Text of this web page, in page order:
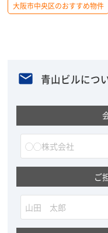
大阪市中央区のおすすめ物件
青山ビルにつ
ご